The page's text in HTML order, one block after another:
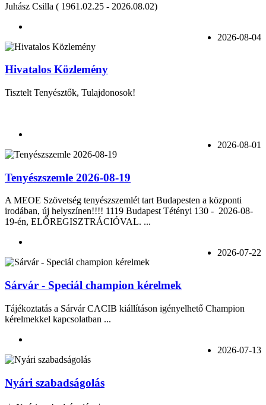
Juhász Csilla ( 1961.02.25 - 2026.08.02)
2026-08-04
Hivatalos Közlemény
Tisztelt Tenyésztők, Tulajdonosok!
2026-08-01
Tenyészszemle 2026-08-19
A MEOE Szövetség tenyészszemlét tart Budapesten a központi
irodában, új helyszínen!!!! 1119 Budapest Tétényi 130 - 2026-08-
19-én, ELŐREGISZTRÁCIÓVAL. ...
2026-07-22
Sárvár - Speciál champion kérelmek
Tájékoztatás a Sárvár CACIB kiállításon igényelhető Champion
kérelmekkel kapcsolatban ...
2026-07-13
Nyári szabadságolás